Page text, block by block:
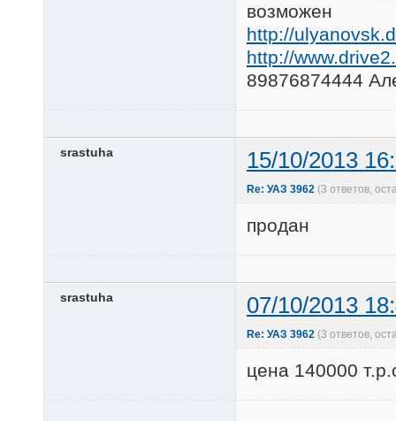
возможен
http://
http://
89876874444
srastuha 15/10/2013
Re: УАЗ 3962 (3 ответов,
продан
srastuha 07/10/2013
Re: УАЗ 3962 (3 ответов,
цена 140000